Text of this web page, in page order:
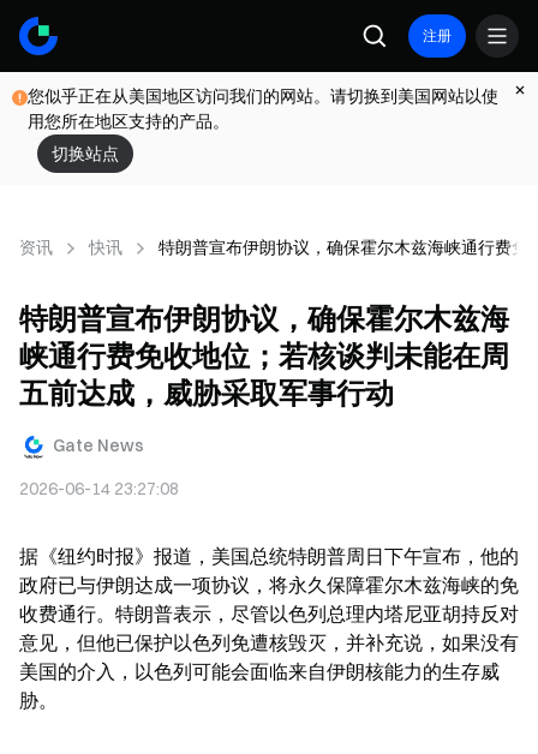
注册
您似乎正在从美国地区访问我们的网站。请切换到美国网站以使
用您所在地区支持的产品。
切换站点
资讯 快讯 特朗普宣布伊朗协议，确保霍尔木兹海峡通行费
特朗普宣布伊朗协议，确保霍尔木兹海
峡通行费免收地位；若核谈判未能在周
五前达成，威胁采取军事行动
Gate News
2026-06-14 23:27:08
据《纽约时报》报道，美国总统特朗普周日下午宣布，他的
政府已与伊朗达成一项协议，将永久保障霍尔木兹海峡的免
收费通行。特朗普表示，尽管以色列总理内塔尼亚胡持反对
意见，但他已保护以色列免遭核毁灭，并补充说，如果没有
美国的介入，以色列可能会面临来自伊朗核能力的生存威
胁。